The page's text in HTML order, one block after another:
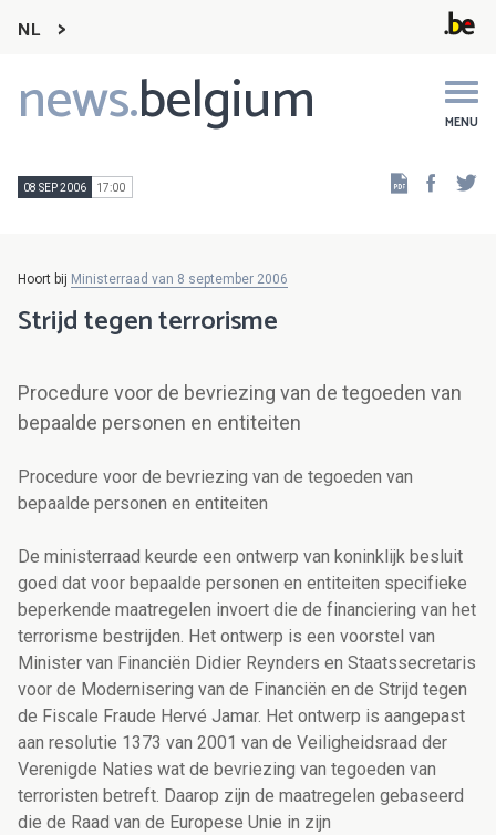
NL
news.belgium MENU
Main
navigation
08 SEP 2006 17:00
Hoort bij Ministerraad van 8 september 2006
Strijd tegen terrorisme
Procedure voor de bevriezing van de tegoeden van
bepaalde personen en entiteiten
Procedure voor de bevriezing van de tegoeden van
bepaalde personen en entiteiten
De ministerraad keurde een ontwerp van koninklijk besluit
goed dat voor bepaalde personen en entiteiten specifieke
beperkende maatregelen invoert die de financiering van het
terrorisme bestrijden. Het ontwerp is een voorstel van
Minister van Financiën Didier Reynders en Staatssecretaris
voor de Modernisering van de Financiën en de Strijd tegen
de Fiscale Fraude Hervé Jamar. Het ontwerp is aangepast
aan resolutie 1373 van 2001 van de Veiligheidsraad der
Verenigde Naties wat de bevriezing van tegoeden van
terroristen betreft. Daarop zijn de maatregelen gebaseerd
die de Raad van de Europese Unie in zijn